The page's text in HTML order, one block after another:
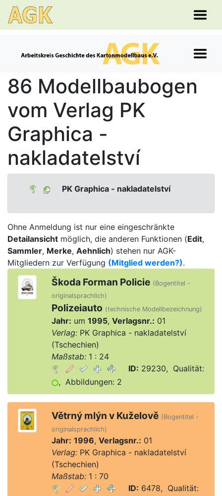
86 Modellbaubogen
vom Verlag PK
Graphica -
nakladatelství
PK Graphica - nakladatelství
Ohne Anmeldung ist nur eine eingeschränkte
Detailansicht möglich, die anderen Funktionen (Edit,
Sammler, Merke, Aehnlich) stehen nur AGK-
Mitgliedern zur Verfügung (Mitglied werden?).
Škoda Forman Policie (Bogentitel -
originalsprachlich)
Polizeiauto (technische Modellbezeichnung)
Jahr: um 1995, Verlagsnr.: 01
Verlag:PK Graphica - nakladatelství
(Tschechien)
Maßstab:1 : 24
ID: 29230, Qualität:
, Abbildungen: 2
Větrný mlýn v Kuželově (Bogentitel -
originalsprachlich)
Jahr: 1996, Verlagsnr.: 01
Verlag:PK Graphica - nakladatelství
(Tschechien)
Maßstab:1 : 70
ID: 6478, Qualität: